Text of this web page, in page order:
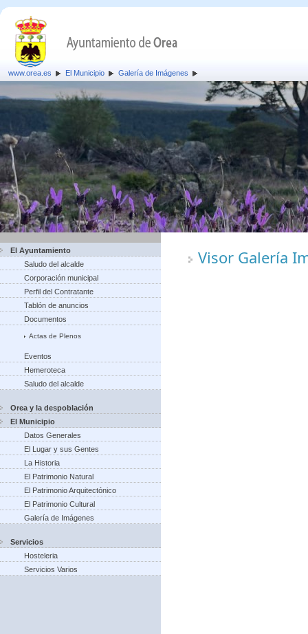
www.orea.es El Municipio Galería de Imágenes
El Ayuntamiento
Saludo del alcalde
Corporación municipal
Perfil del Contratante
Tablón de anuncios
Documentos
Actas de Plenos
Eventos
Hemeroteca
Saludo del alcalde
Orea y la despoblación
El Municipio
Datos Generales
El Lugar y sus Gentes
La Historia
El Patrimonio Natural
El Patrimonio Arquitectónico
El Patrimonio Cultural
Galería de Imágenes
Servicios
Hosteleria
Servicios Varios
Visor Galería